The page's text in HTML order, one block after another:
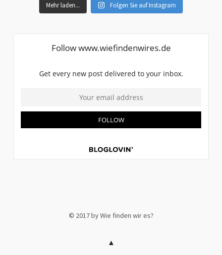
Mehr laden... Folgen Sie auf Instagram
© 2017 by Wie finden wir es?